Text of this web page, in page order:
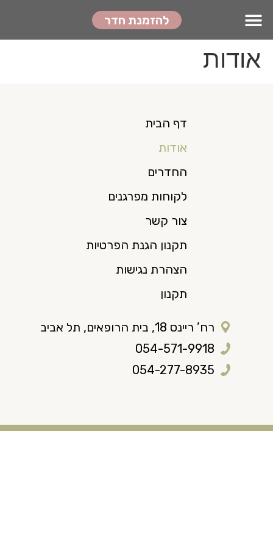
להזמנת חדר
אודות
דף הבית
אודות
החדרים
לקוחות מפרגנים
צור קשר
תקנון הגנת הפרטיות
הצהרת נגישות
תקנון
רח’ ריינס 18, בית הרופאים, תל אביב
054-571-9918
054-277-8935